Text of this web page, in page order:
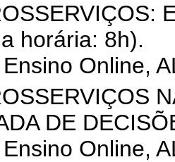
horária: 8h).
Online,
DE
Online,